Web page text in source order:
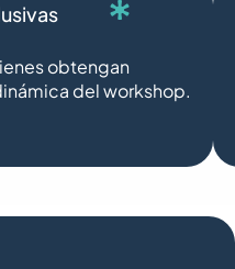
obtengan
del workshop.